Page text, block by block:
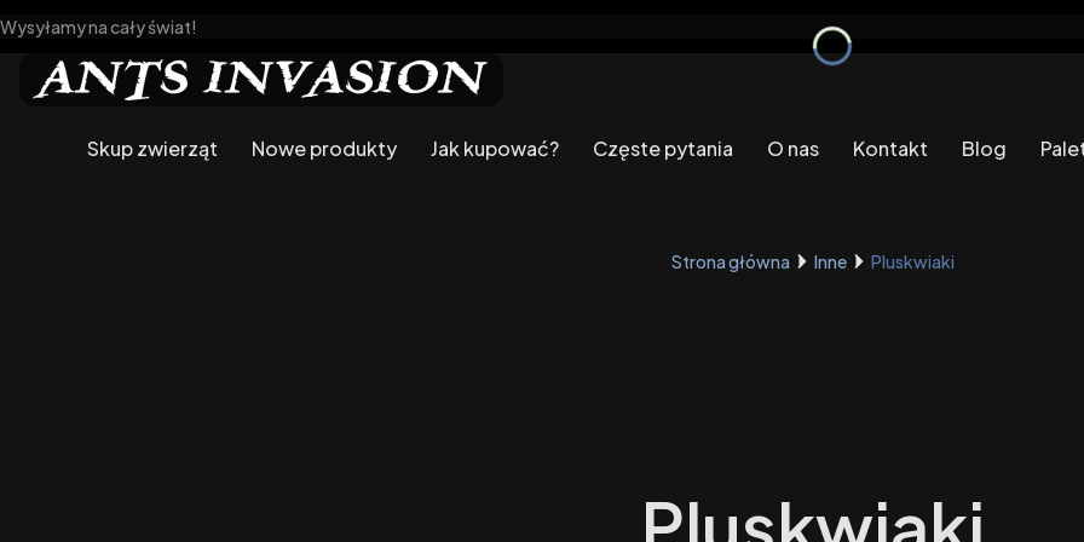
Wysyłamy na cały świat!
Skup zwierząt Nowe produkty Jak kupować? Częste pytania O nas Kontakt Blog
Strona główna Inne Pluskwiaki
Pluskwiaki